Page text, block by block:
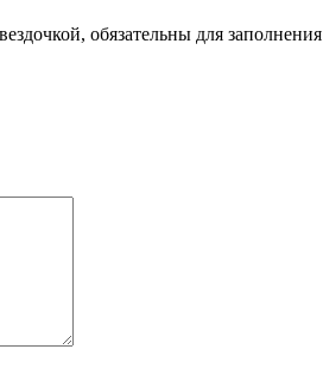
обязательны для заполнения